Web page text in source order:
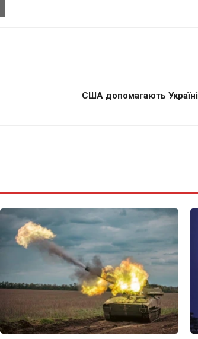
США допомагають